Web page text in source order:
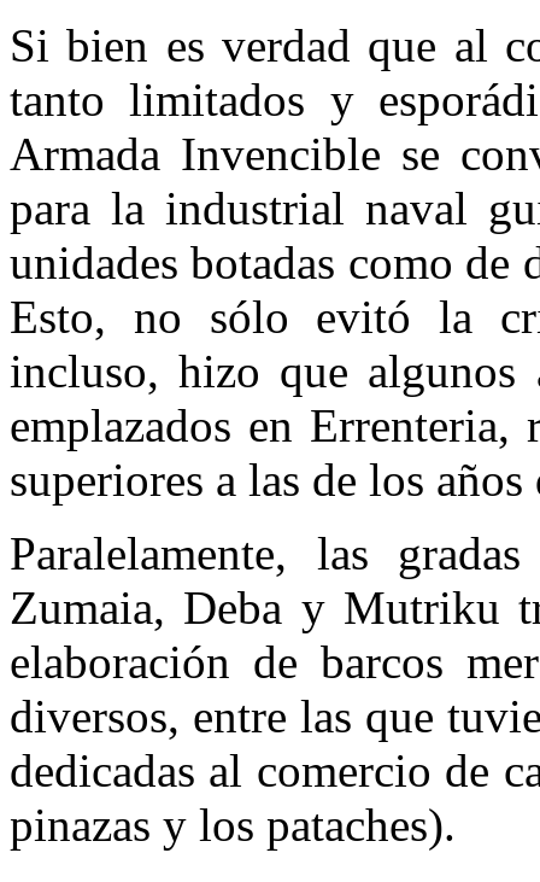
Si bien es verdad que al
tanto limitados y
Armada Invencible se
para la industrial naval
unidades botadas como de
Esto, no sólo evitó la
incluso, hizo que
emplazados en
superiores a las de los
Paralelamente, las
Zumaia, Deba y Mutriku
elaboración de barcos
diversos, entre las que
dedicadas al comercio de
pinazas y los pataches).